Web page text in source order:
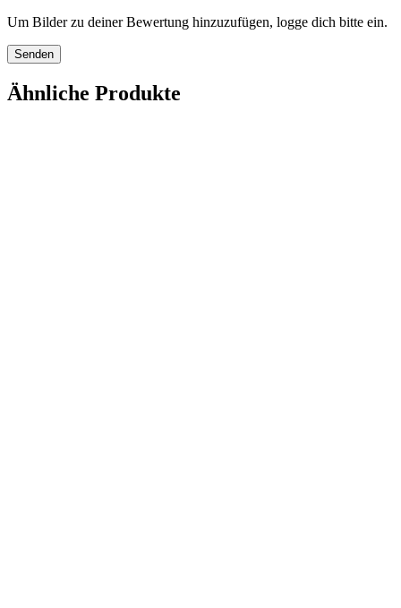
Um Bilder zu deiner Bewertung hinzuzufügen, logge dich bitte ein.
Ähnliche Produkte